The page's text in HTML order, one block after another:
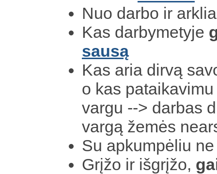
Nuo darbo ir
Kas darbymetyje
sausą
Kas aria dirvą
o kas
vargu --> darbas
vargą žemės
Su apkumpėliu
Grįžo ir išgrįžo,